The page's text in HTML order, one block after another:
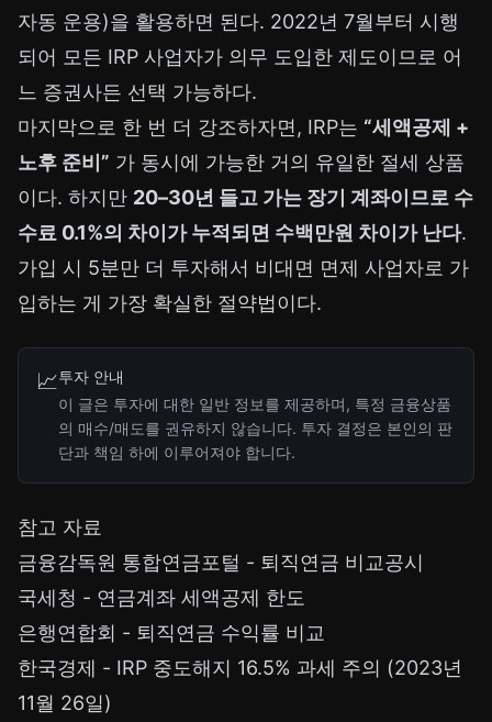
자동 운용)을 활용하면 된다. 2022년 7월부터 시행
되어 모든 IRP 사업자가 의무 도입한 제도이므로 어
느 증권사든 선택 가능하다.
마지막으로 한 번 더 강조하자면, IRP는 “세액공제 +
노후 준비” 가 동시에 가능한 거의 유일한 절세 상품
이다. 하지만 20–30년 들고 가는 장기 계좌이므로 수
수료 0.1%의 차이가 누적되면 수백만원 차이가 난다.
가입 시 5분만 더 투자해서 비대면 면제 사업자로 가
입하는 게 가장 확실한 절약법이다.
📈투자 안내
이 글은 투자에 대한 일반 정보를 제공하며, 특정 금융상품
의 매수/매도를 권유하지 않습니다. 투자 결정은 본인의 판
단과 책임 하에 이루어져야 합니다.
참고 자료
금융감독원 통합연금포털 - 퇴직연금 비교공시
국세청 - 연금계좌 세액공제 한도
은행연합회 - 퇴직연금 수익률 비교
한국경제 - IRP 중도해지 16.5% 과세 주의 (2023년
11월 26일)